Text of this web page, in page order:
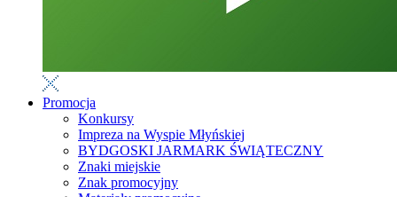
Promocja
Konkursy
Impreza na Wyspie Młyńskiej
BYDGOSKI JARMARK ŚWIĄTECZNY
Znaki miejskie
Znak promocyjny